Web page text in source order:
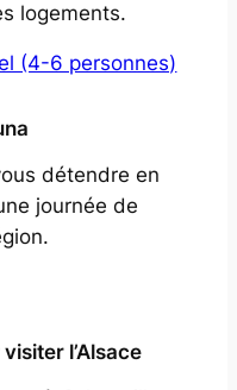
logements.
(4-6 personnes)
détendre en
journée de
l’Alsace